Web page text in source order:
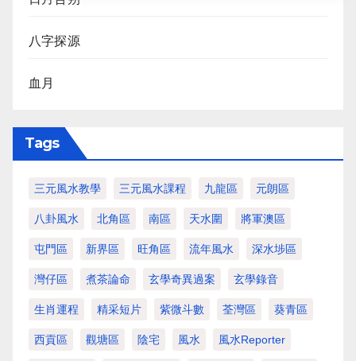
八字探源
血月
Tags
三元風水教學 三元風水課程 九龍區 元朗區
八卦風水 北角區 南區 天水圍 將軍澳區
屯門區 新界區 旺角區 流年風水 深水埗區
灣仔區 煮茶論命 玄學奇異過案 玄學錄音
生肖運程 精采短片 紫微斗數 荃灣區 葵青區
西貢區 觀塘區 陰宅 風水 風水Reporter